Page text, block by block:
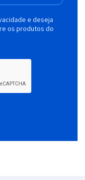
e deseja
os produtos do